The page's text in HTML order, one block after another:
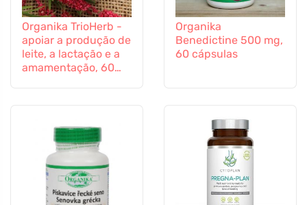
Organika TrioHerb -
apoiar a produção de
leite, a lactação e a
amamentação, 60
Organika
Benedictine 500 mg,
60 cápsulas